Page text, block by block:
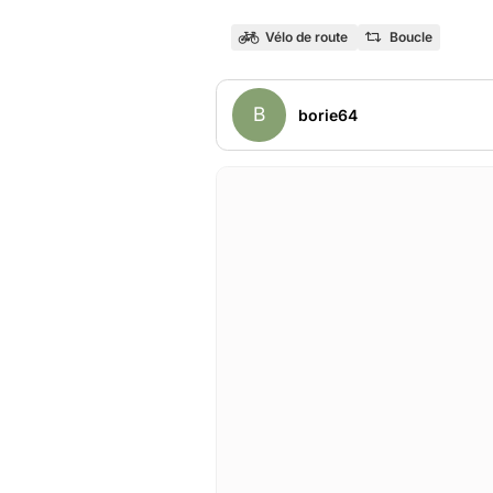
Vélo de route Boucle
B borie64